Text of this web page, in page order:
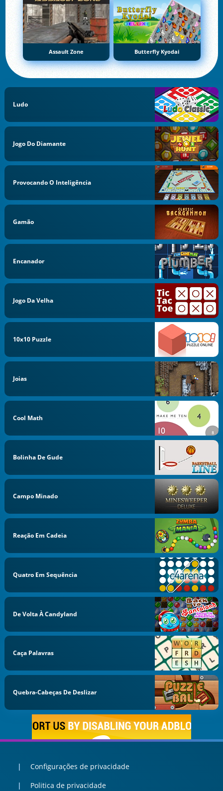
Assault Zone Butterfly Kyodai
Ludo
Jogo Do Diamante
Provocando O Inteligência
Gamão
Encanador
Jogo Da Velha
10x10 Puzzle
Joias
Cool Math
Bolinha De Gude
Campo Minado
Reação Em Cadeia
Quatro Em Sequência
De Volta À Candyland
Caça Palavras
Quebra-Cabeças De Deslizar
Configurações de privacidade
Politica de privacidade